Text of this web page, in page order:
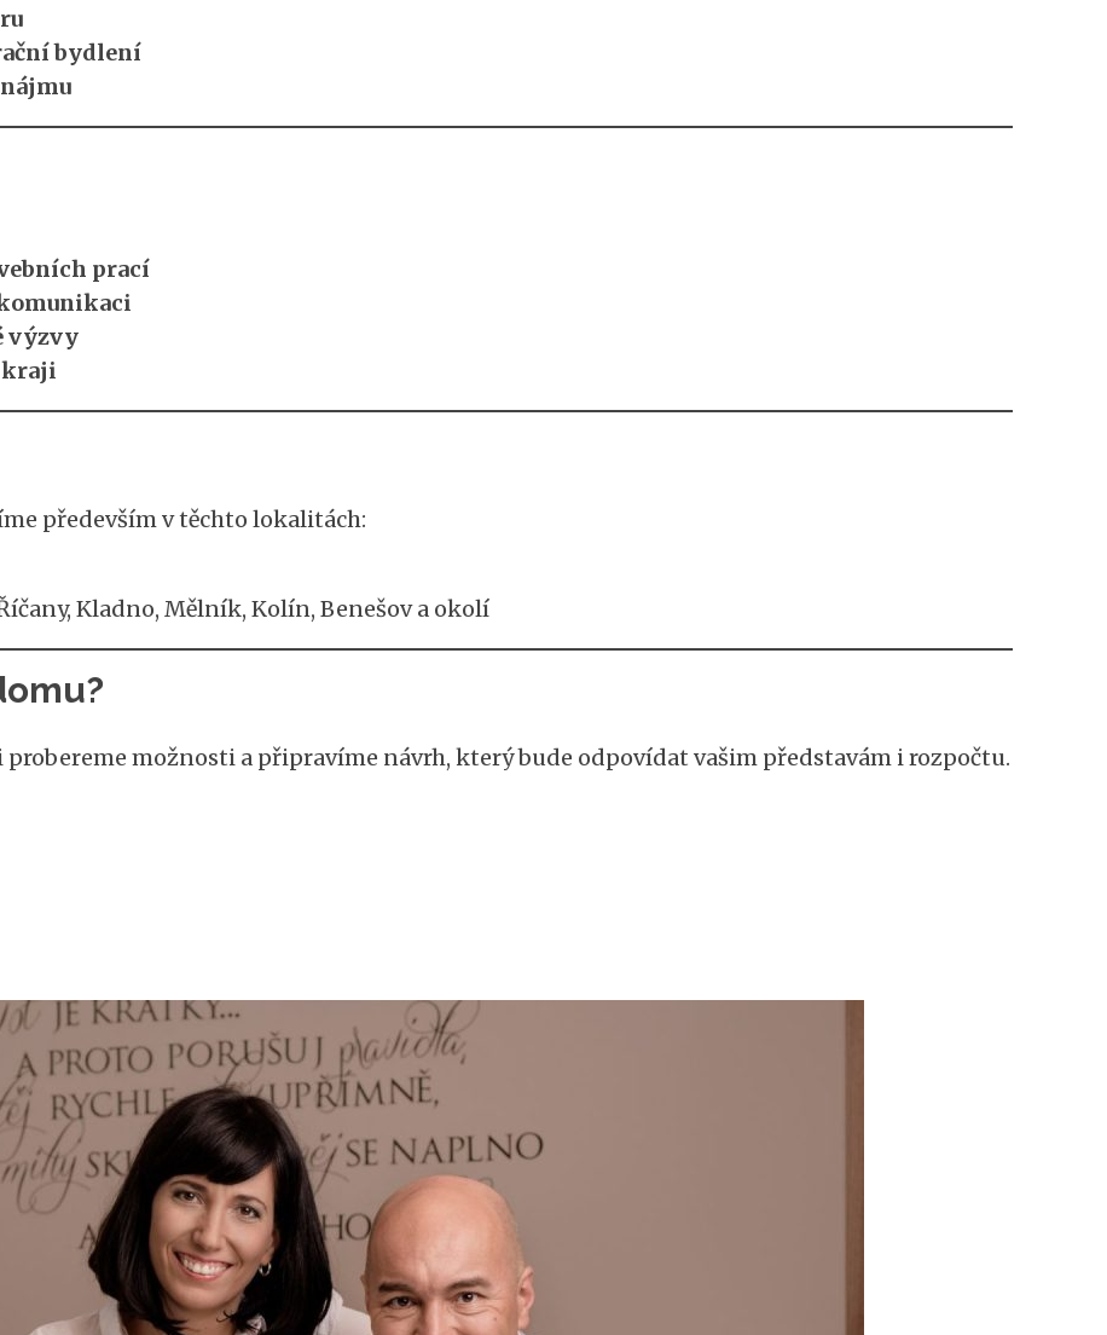
bydlení
prací
výzvy
kraji
především v těchto lokalitách:
Kladno, Mělník, Kolín, Benešov a okolí
probereme možnosti a připravíme návrh, který bude odpovídat vašim představám i rozpočtu.